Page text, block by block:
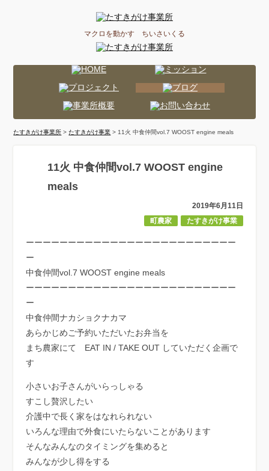
マクロを動かす ちいさいくる
たすきがけ事業所 >たすきがけ事業 > 11火 中食仲間vol.7 WOOST engine meals
11火 中食仲間vol.7 WOOST engine
meals
2019年6月11日
たすきがけ事業
町農家
ーーーーーーーーーーーーーーーーーーーーーーーーー
ー
中食仲間vol.7 WOOST engine meals
ーーーーーーーーーーーーーーーーーーーーーーーーー
ー
中食仲間ナカショクナカマ
あらかじめご予約いただいたお弁当を
まち農家にて EAT IN / TAKE OUT していただく企画で
す
小さいお子さんがいらっしゃる
すこし贅沢したい
介護中で長く家をはなれられない
いろんな理由で外食にいたらないことがあります
そんなみんなのタイミングを集めると
みんなが少し得をする